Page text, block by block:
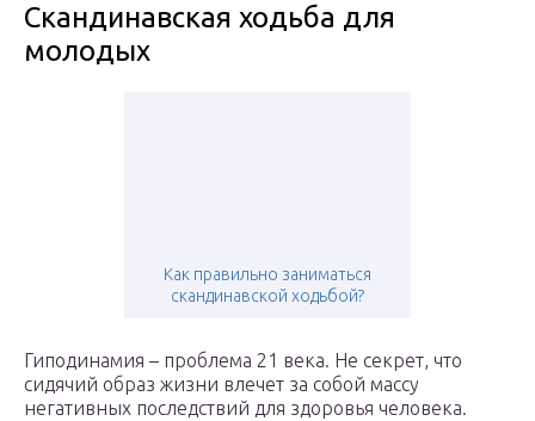
Скандинавская ходьба для
молодых
Как правильно заниматься
скандинавской ходьбой?
Гиподинамия – проблема 21 века. Не секрет, что
сидячий образ жизни влечет за собой массу
негативных последствий для здоровья человека.